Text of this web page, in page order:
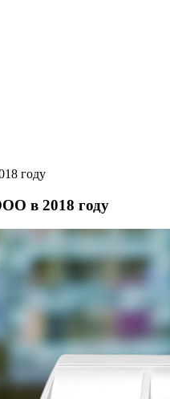
году
в 2018 году